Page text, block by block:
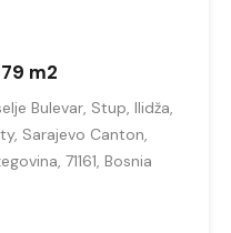
m2
Bulevar, Stup, Ilidža,
Sarajevo Canton,
71161, Bosnia